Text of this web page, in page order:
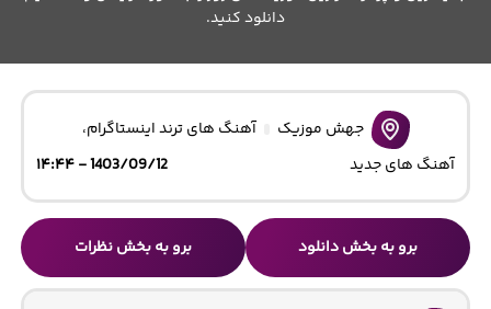
دانلود کنید.
جهش موزیک آهنگ های ترند اینستاگرام،
آهنگ های جدید
1403/09/12 - ۱۴:۴۴
برو به بخش دانلود برو به بخش نظرات